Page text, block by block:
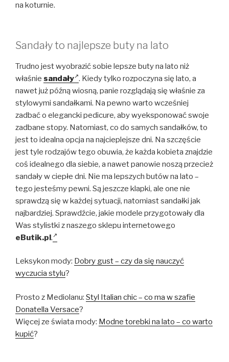
na koturnie.
Sandały to najlepsze buty na lato
Trudno jest wyobrazić sobie lepsze buty na lato niż
właśnie sandały . Kiedy tylko rozpoczyna się lato, a
nawet już późną wiosną, panie rozglądają się właśnie za
stylowymi sandałkami. Na pewno warto wcześniej
zadbać o elegancki pedicure, aby wyeksponować swoje
zadbane stopy. Natomiast, co do samych sandałków, to
jest to idealna opcja na najcieplejsze dni. Na szczęście
jest tyle rodzajów tego obuwia, że każda kobieta znajdzie
coś idealnego dla siebie, a nawet panowie noszą przecież
sandały w ciepłe dni. Nie ma lepszych butów na lato –
tego jesteśmy pewni. Są jeszcze klapki, ale one nie
sprawdzą się w każdej sytuacji, natomiast sandałki jak
najbardziej. Sprawdźcie, jakie modele przygotowały dla
Was stylistki z naszego sklepu internetowego
eButik.pl.
Leksykon mody: Dobry gust – czy da się nauczyć
wyczucia stylu?
Prosto z Mediolanu: Styl Italian chic – co ma w szafie
Donatella Versace?
Więcej ze świata mody: Modne torebki na lato – co warto
kupić?